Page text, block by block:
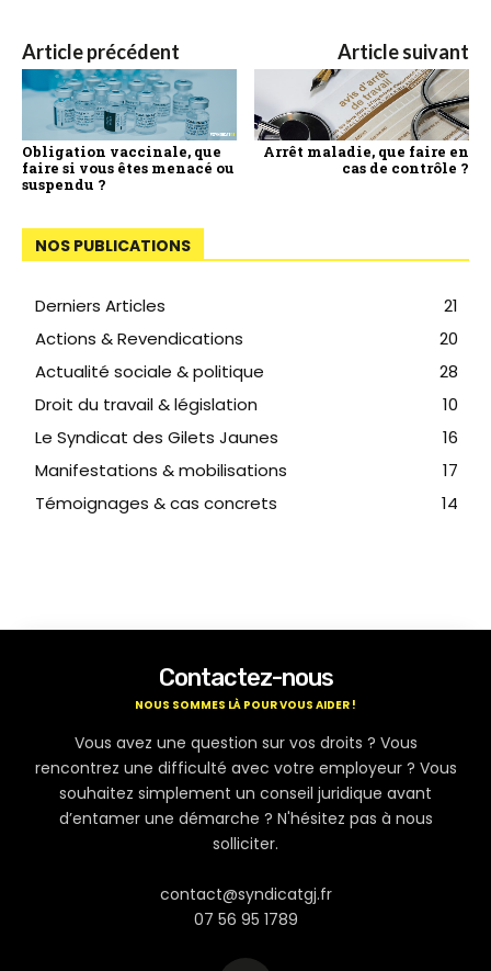
Article précédent
Obligation vaccinale, que
faire si vous êtes menacé ou
suspendu ?
Article suivant
Arrêt maladie, que faire en
cas de contrôle ?
NOS PUBLICATIONS
Derniers Articles
21
Actions & Revendications
20
Actualité sociale & politique
28
Droit du travail & législation
10
Le Syndicat des Gilets Jaunes
16
Manifestations & mobilisations
17
Témoignages & cas concrets
14
Contactez-nous
NOUS SOMMES LÀ POUR VOUS AIDER !
Vous avez une question sur vos droits ? Vous
rencontrez une difficulté avec votre employeur ? Vous
souhaitez simplement un conseil juridique avant
d’entamer une démarche ? N'hésitez pas à nous
solliciter.
contact@syndicatgj.fr
07 56 95 1789